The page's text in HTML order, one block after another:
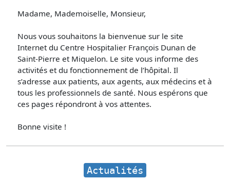
Madame, Mademoiselle, Monsieur,
Nous vous souhaitons la bienvenue sur le site
Internet du Centre Hospitalier François Dunan de
Saint-Pierre et Miquelon. Le site vous informe des
activités et du fonctionnement de l’hôpital. Il
s’adresse aux patients, aux agents, aux médecins et à
tous les professionnels de santé. Nous espérons que
ces pages répondront à vos attentes.
Bonne visite !
Actualités